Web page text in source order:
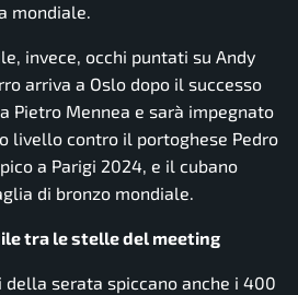
mondiale.
invece, occhi puntati su Andy
arriva a Oslo dopo il successo
Pietro Mennea e sarà impegnato
livello contro il portoghese Pedro
a Parigi 2024, e il cubano
di bronzo mondiale.
tra le stelle del meeting
serata spiccano anche i 400